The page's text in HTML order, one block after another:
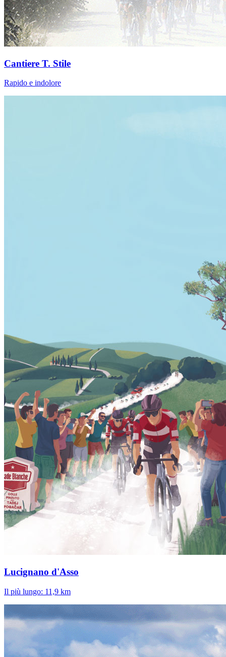
Cantiere T. Stile
Rapido e indolore
Lucignano d'Asso
Il più lungo: 11,9 km